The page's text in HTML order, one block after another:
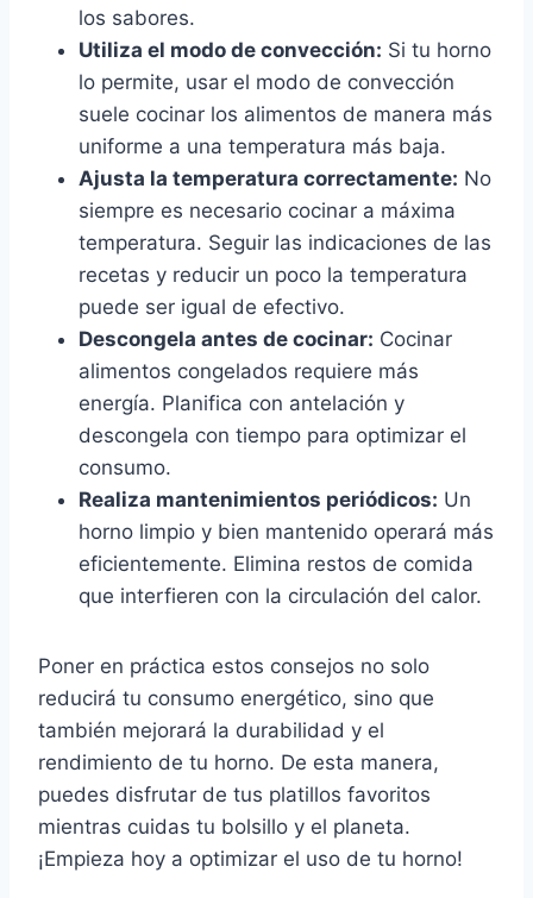
los sabores.
Utiliza el modo de convección: Si tu horno
lo permite, usar el modo de convección
suele cocinar los alimentos de manera más
uniforme a una temperatura más baja.
Ajusta la temperatura correctamente: No
siempre es necesario cocinar a máxima
temperatura. Seguir las indicaciones de las
recetas y reducir un poco la temperatura
puede ser igual de efectivo.
Descongela antes de cocinar: Cocinar
alimentos congelados requiere más
energía. Planifica con antelación y
descongela con tiempo para optimizar el
consumo.
Realiza mantenimientos periódicos: Un
horno limpio y bien mantenido operará más
eficientemente. Elimina restos de comida
que interfieren con la circulación del calor.
Poner en práctica estos consejos no solo
reducirá tu consumo energético, sino que
también mejorará la durabilidad y el
rendimiento de tu horno. De esta manera,
puedes disfrutar de tus platillos favoritos
mientras cuidas tu bolsillo y el planeta.
¡Empieza hoy a optimizar el uso de tu horno!